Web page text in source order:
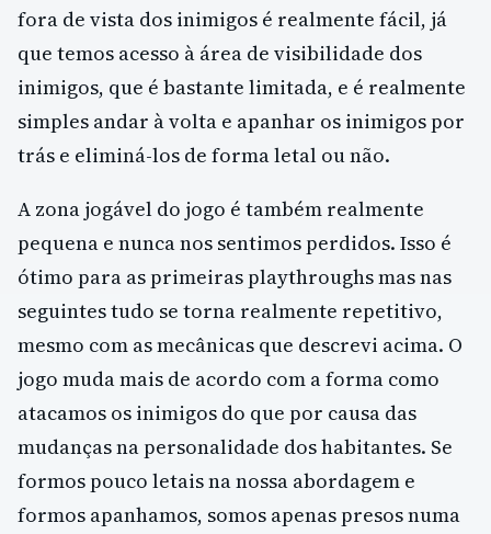
fora de vista dos inimigos é realmente fácil, já
que temos acesso à área de visibilidade dos
inimigos, que é bastante limitada, e é realmente
simples andar à volta e apanhar os inimigos por
trás e eliminá-los de forma letal ou não.
A zona jogável do jogo é também realmente
pequena e nunca nos sentimos perdidos. Isso é
ótimo para as primeiras playthroughs mas nas
seguintes tudo se torna realmente repetitivo,
mesmo com as mecânicas que descrevi acima. O
jogo muda mais de acordo com a forma como
atacamos os inimigos do que por causa das
mudanças na personalidade dos habitantes. Se
formos pouco letais na nossa abordagem e
formos apanhamos, somos apenas presos numa